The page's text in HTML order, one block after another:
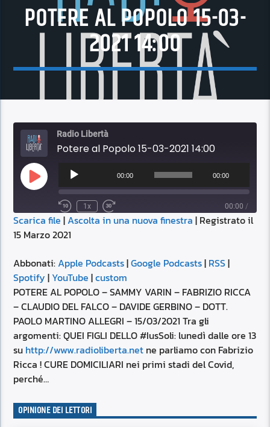
POTERE AL POPOLO 15-03-
2021 14:00
Radio Libertà
Potere al Popolo 15-03-2021 14:00
Play
Episode
Audio
Player
00:00 00:00
1x 00:00 /
SUBSCRIBE SHARE
Apple Podcasts
YouTube
RSS FEED
SHARE
LINK
EMBED
Scarica file |Ascolta in una nuova finestra | Registrato il
15 Marzo 2021
Abbonati:Apple Podcasts|Google Podcasts| RSS|
Spotify | YouTube |custom
POTERE AL POPOLO – SAMMY VARIN – FABRIZIO RICCA
– CLAUDIO DEL FALCO – DAVIDE GERBINO – DOTT.
PAOLO MARTINO ALLEGRI – 15/03/2021 Tra gli
argomenti: QUEI FIGLI DELLO #IusSoli: lunedì dalle ore 13
su http://www.radioliberta.net ne parliamo con Fabrizio
Ricca ! CURE DOMICILIARI nei primi stadi del Covid,
perché…
OPINIONE DEI LETTORI